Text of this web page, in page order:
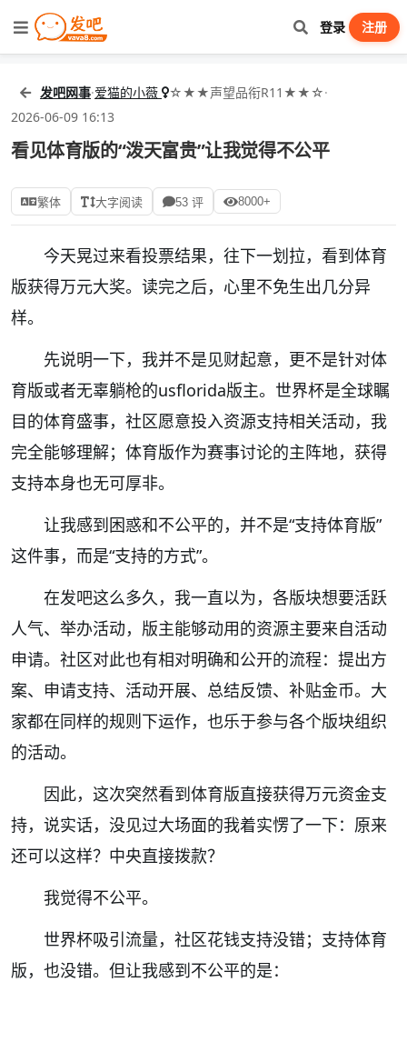
登录 注册
发吧网事·爱猫的小薇 ☆★★声望品衔R11★★☆·
2026-06-09 16:13
看见体育版的“泼天富贵”让我觉得不公平
繁体 大字阅读 53 评 8000+
今天晃过来看投票结果，往下一划拉，看到体育
版获得万元大奖。读完之后，心里不免生出几分异
样。
先说明一下，我并不是见财起意，更不是针对体
育版或者无辜躺枪的usflorida版主。世界杯是全球瞩
目的体育盛事，社区愿意投入资源支持相关活动，我
完全能够理解；体育版作为赛事讨论的主阵地，获得
支持本身也无可厚非。
让我感到困惑和不公平的，并不是“支持体育版”
这件事，而是“支持的方式”。
在发吧这么多久，我一直以为，各版块想要活跃
人气、举办活动，版主能够动用的资源主要来自活动
申请。社区对此也有相对明确和公开的流程：提出方
案、申请支持、活动开展、总结反馈、补贴金币。大
家都在同样的规则下运作，也乐于参与各个版块组织
的活动。
因此，这次突然看到体育版直接获得万元资金支
持，说实话，没见过大场面的我着实愣了一下：原来
还可以这样？中央直接拨款？
我觉得不公平。
世界杯吸引流量，社区花钱支持没错；支持体育
版，也没错。但让我感到不公平的是：